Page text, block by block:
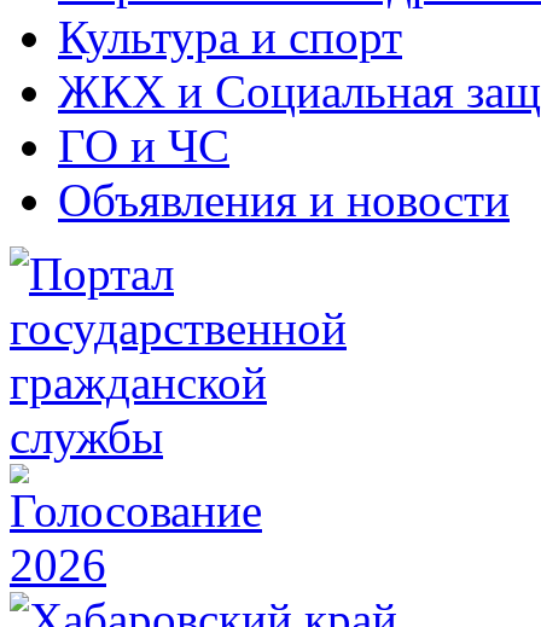
Культура и спорт
ЖКХ и Социальная
ГО и ЧС
Объявления и новости